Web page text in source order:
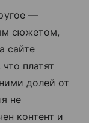
—
сюжетом,
сайте
платят
долей от
не
контент и